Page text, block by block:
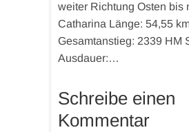
weiter Richtung Osten bis
Catharina Länge: 54,55
Gesamtanstieg: 2339 HM
Ausdauer:…
Schreibe einen
Kommentar